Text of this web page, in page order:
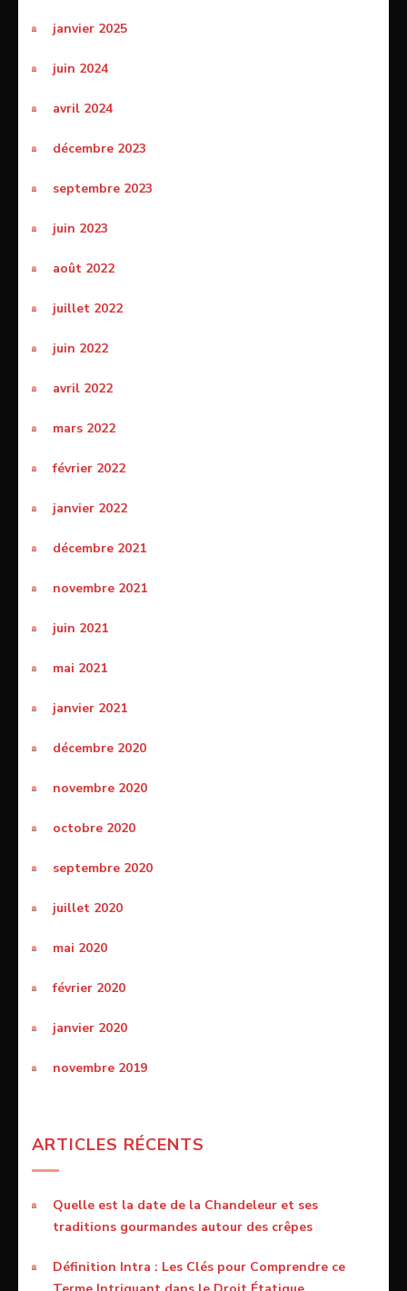
janvier 2025
juin 2024
avril 2024
décembre 2023
septembre 2023
juin 2023
août 2022
juillet 2022
juin 2022
avril 2022
mars 2022
février 2022
janvier 2022
décembre 2021
novembre 2021
juin 2021
mai 2021
janvier 2021
décembre 2020
novembre 2020
octobre 2020
septembre 2020
juillet 2020
mai 2020
février 2020
janvier 2020
novembre 2019
ARTICLES RÉCENTS
Quelle est la date de la Chandeleur et ses
traditions gourmandes autour des crêpes
Définition Intra : Les Clés pour Comprendre ce